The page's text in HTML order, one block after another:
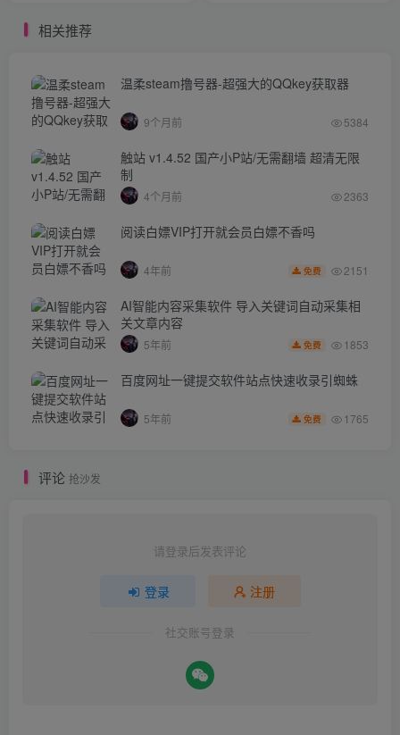
相关推荐
温柔steam撸号器-超强大的QQkey获取器
9个月前 5384
触站 v1.4.52 国产小P站/无需翻墙 超清无限
制
4个月前 2363
阅读白嫖VIP打开就会员白嫖不香吗
4年前 免费 2151
AI智能内容采集软件 导入关键词自动采集相
关文章内容
5年前 免费 1853
百度网址一键提交软件站点快速收录引蜘蛛
5年前 免费 1765
评论 抢沙发
请登录后发表评论
登录 注册
社交账号登录